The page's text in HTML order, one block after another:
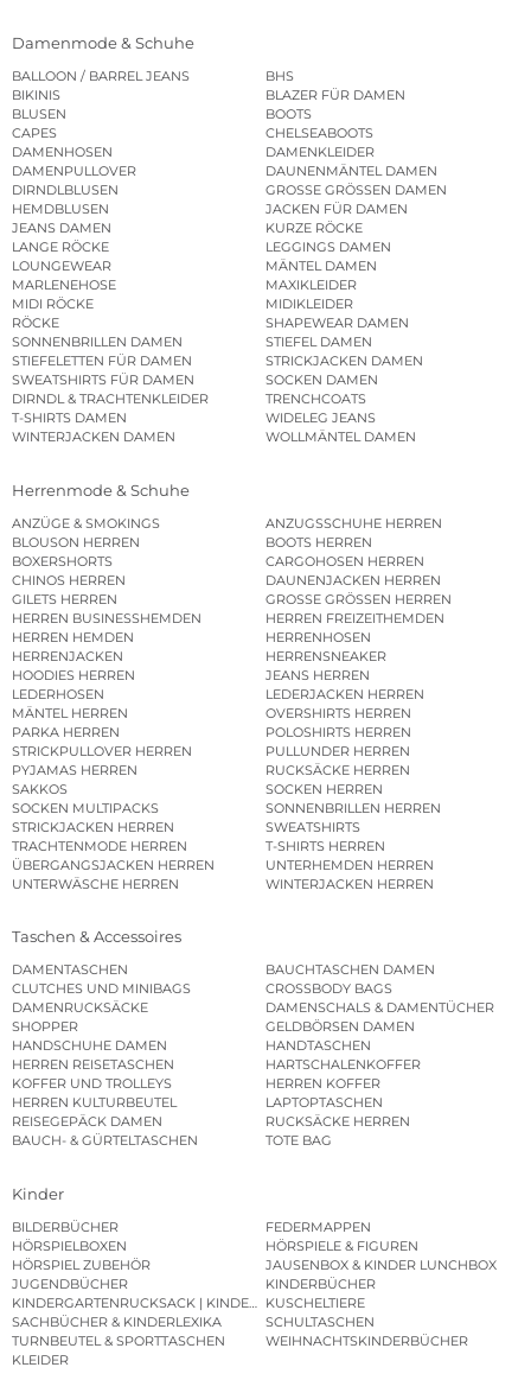
Damenmode & Schuhe
BALLOON / BARREL JEANS
BHS
BIKINIS
BLAZER FÜR DAMEN
BLUSEN
BOOTS
CAPES
CHELSEABOOTS
DAMENHOSEN
DAMENKLEIDER
DAMENPULLOVER
DAUNENMÄNTEL DAMEN
DIRNDLBLUSEN
GROSSE GRÖSSEN DAMEN
HEMDBLUSEN
JACKEN FÜR DAMEN
JEANS DAMEN
KURZE RÖCKE
LANGE RÖCKE
LEGGINGS DAMEN
LOUNGEWEAR
MÄNTEL DAMEN
MARLENEHOSE
MAXIKLEIDER
MIDI RÖCKE
MIDIKLEIDER
RÖCKE
SHAPEWEAR DAMEN
SONNENBRILLEN DAMEN
STIEFEL DAMEN
STIEFELETTEN FÜR DAMEN
STRICKJACKEN DAMEN
SWEATSHIRTS FÜR DAMEN
SOCKEN DAMEN
DIRNDL & TRACHTENKLEIDER
TRENCHCOATS
T-SHIRTS DAMEN
WIDELEG JEANS
WINTERJACKEN DAMEN
WOLLMÄNTEL DAMEN
Herrenmode & Schuhe
ANZÜGE & SMOKINGS
ANZUGSSCHUHE HERREN
BLOUSON HERREN
BOOTS HERREN
BOXERSHORTS
CARGOHOSEN HERREN
CHINOS HERREN
DAUNENJACKEN HERREN
GILETS HERREN
GROSSE GRÖSSEN HERREN
HERREN BUSINESSHEMDEN
HERREN FREIZEITHEMDEN
HERREN HEMDEN
HERRENHOSEN
HERRENJACKEN
HERRENSNEAKER
HOODIES HERREN
JEANS HERREN
LEDERHOSEN
LEDERJACKEN HERREN
MÄNTEL HERREN
OVERSHIRTS HERREN
PARKA HERREN
POLOSHIRTS HERREN
STRICKPULLOVER HERREN
PULLUNDER HERREN
PYJAMAS HERREN
RUCKSÄCKE HERREN
SAKKOS
SOCKEN HERREN
SOCKEN MULTIPACKS
SONNENBRILLEN HERREN
STRICKJACKEN HERREN
SWEATSHIRTS
TRACHTENMODE HERREN
T-SHIRTS HERREN
ÜBERGANGSJACKEN HERREN
UNTERHEMDEN HERREN
UNTERWÄSCHE HERREN
WINTERJACKEN HERREN
Taschen & Accessoires
DAMENTASCHEN
BAUCHTASCHEN DAMEN
CLUTCHES UND MINIBAGS
CROSSBODY BAGS
DAMENRUCKSÄCKE
DAMENSCHALS & DAMENTÜCHER
SHOPPER
GELDBÖRSEN DAMEN
HANDSCHUHE DAMEN
HANDTASCHEN
HERREN REISETASCHEN
HARTSCHALENKOFFER
KOFFER UND TROLLEYS
HERREN KOFFER
HERREN KULTURBEUTEL
LAPTOPTASCHEN
REISEGEPÄCK DAMEN
RUCKSÄCKE HERREN
BAUCH- & GÜRTELTASCHEN
TOTE BAG
Kinder
BILDERBÜCHER
FEDERMAPPEN
HÖRSPIELBOXEN
HÖRSPIELE & FIGUREN
HÖRSPIEL ZUBEHÖR
JAUSENBOX & KINDER LUNCHBOX
JUGENDBÜCHER
KINDERBÜCHER
KINDERGARTENRUCKSACK | KINDERGARTENBEUTEL
KUSCHELTIERE
SACHBÜCHER & KINDERLEXIKA
SCHULTASCHEN
TURNBEUTEL & SPORTTASCHEN
WEIHNACHTSKINDERBÜCHER
KLEIDER